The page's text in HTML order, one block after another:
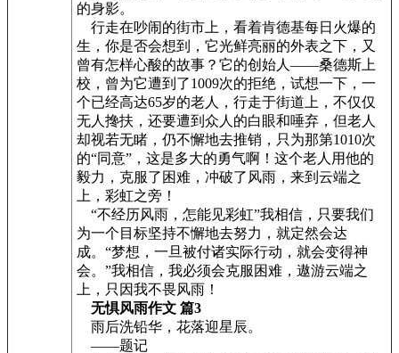
的身影。
行走在吵闹的街市上，看着肯德基每日火爆的
生，你是否会想到，它光鲜亮丽的外表之下，又
曾有怎样心酸的故事？它的创始人——桑德斯上
校，曾为它遭到了1009次的拒绝，试想一下，一
个已经高达65岁的老人，行走于街道上，不仅仅
无人搀扶，还要遭到众人的白眼和唾弃，但老人
却视若无睹，仍不懈地去推销，只为那第1010次
的“同意”，这是多大的勇气啊！这个老人用他的
毅力，克服了困难，冲破了风雨，来到云端之
上，彩虹之旁！
“不经历风雨，怎能见彩虹”我相信，只要我们
为一个目标坚持不懈地去努力，就定然会达
成。“梦想，一旦被付诸实际行动，就会变得神
会。”我相信，我必须会克服困难，遨游云端之
上，只因我不畏风雨！
无惧风雨作文 篇3
雨后洗铅华，花落迎星辰。
——题记